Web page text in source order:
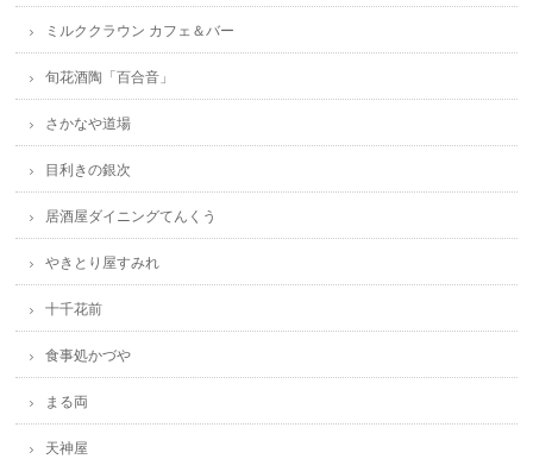
ミルククラウン カフェ＆バー
旬花酒陶「百合音」
さかなや道場
目利きの銀次
居酒屋ダイニングてんくう
やきとり屋すみれ
十千花前
食事処かづや
まる両
天神屋